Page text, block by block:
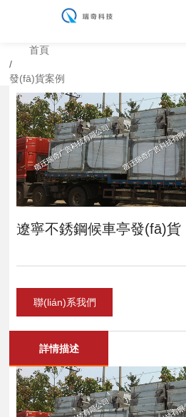
首頁
/
發(fā)貨案例
遼寧不銹鋼候車亭發(fā)貨
聯(lián)系我們
詳情描述